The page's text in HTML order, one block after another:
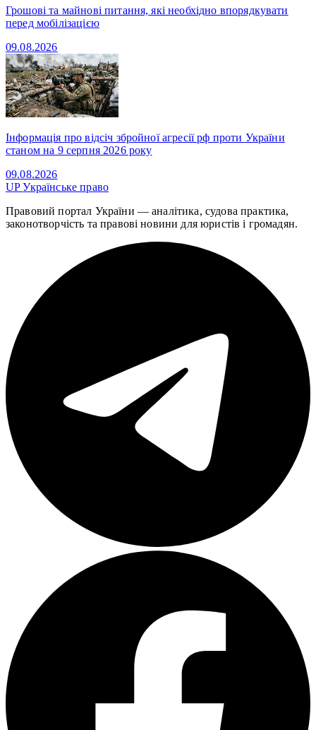
Грошові та майнові питання, які необхідно впорядкувати
перед мобілізацією
09.08.2026
Інформація про відсіч збройної агресії рф проти України
станом на 9 серпня 2026 року
09.08.2026
UPУкраїнське право
Правовий портал України — аналітика, судова практика,
законотворчість та правові новини для юристів і громадян.